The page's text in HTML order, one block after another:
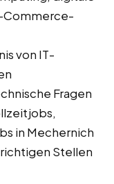
Commerce-
von IT-
Fragen
in Mechernich
Stellen